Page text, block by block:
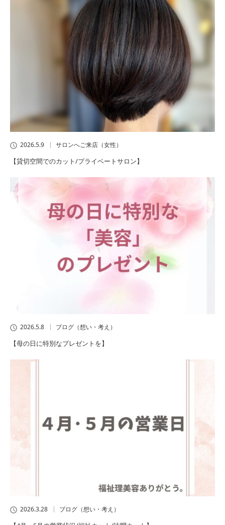
2026.5.9 サロンへご来店（女性）
【貸切空間でのカット/プライベートサロン】
2026.5.8 ブログ（想い・考え）
【母の日に特別なプレゼントを】
2026.3.28 ブログ（想い・考え）